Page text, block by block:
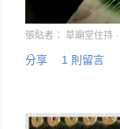
張貼者： 草廟堂住持
分享 1 則留言